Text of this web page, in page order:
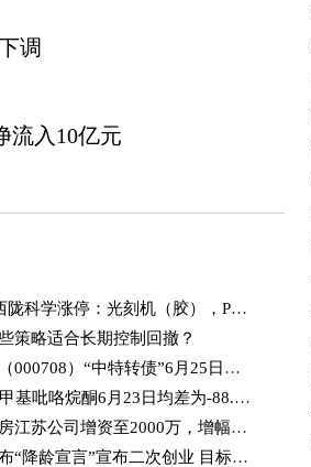
调
流入10亿元
6月24日西陇科学涨停：光刻机（胶），PCB板，异丙醇概念热股|每日视讯
策略适合长期控制回撤？
中信特钢（000708）“中特转债”6月25日起暂停转股五个交易日
生意社N-甲基吡咯烷酮6月23日均差为-88.33元/吨 由负向缩小重新扩大
京东大药房江苏公司增资至2000万，增幅100%
车建兴发布“降龄宣言”宣布二次创业 目标2050年爱琴海扩至800家 观热点